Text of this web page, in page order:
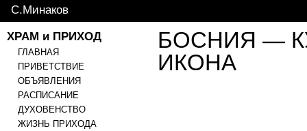
С.Минаков
ХРАМ и ПРИХОД
ГЛАВНАЯ
ПРИВЕТСТВИЕ
ОБЪЯВЛЕНИЯ
РАСПИСАНИЕ
ДУХОВЕНСТВО
ЖИЗНЬ ПРИХОДА
БОСНИЯ —
ИКОНА